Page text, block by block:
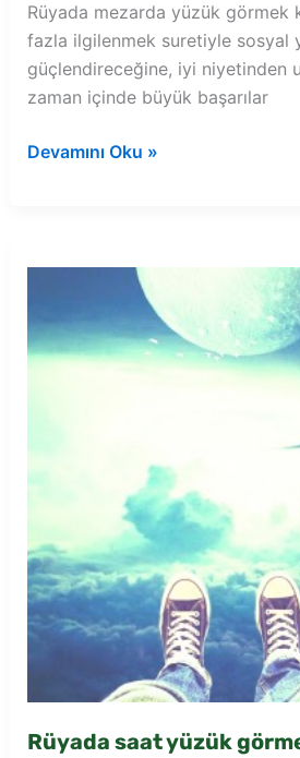
Rüyada mezarda yüzük görmek
fazla ilgilenmek suretiyle sosyal
güçlendireceğine, iyi niyetinden
zaman içinde büyük başarılar
Rüyada
Devamını Oku »
Rüyada saat yüzük